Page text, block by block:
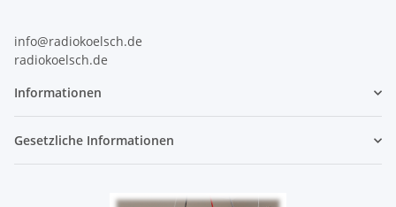
info@radiokoelsch.de
radiokoelsch.de
Informationen
Gesetzliche Informationen